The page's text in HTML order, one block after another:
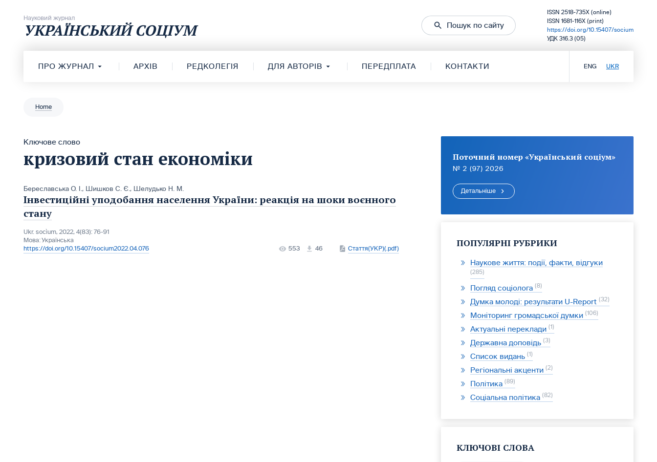
Науковий журнал
УКРАЇНСЬКИЙ СОЦІУМ Пошук по сайту
ISSN 2518-735X (online)
ISSN 1681-116X (print)
https://doi.org/10.15407/socium
УДК 316.3 (05)
ПРО ЖУРНАЛ АРХІВ РЕДКОЛЕГІЯ ДЛЯ АВТОРІВ ПЕРЕДПЛАТА КОНТАКТИ ENG UKR
Home
Ключове слово
кризовий стан економіки
Береславська О. І., Шишков С. Є., Шелудько Н. М.
Інвестиційні уподобання населення України: реакція на шоки воєнного
стану
Ukr. socìum, 2022, 4(83): 76-91
Мова:Українська
https://doi.org/10.15407/socium2022.04.076
553 46 Стаття(УКР)(.pdf)
Поточний номер «Український соціум»
№ 2 (97) 2026
Детальніше
ПОПУЛЯРНІ РУБРИКИ
Наукове життя: події, факти, відгуки
285
Погляд соціолога 8
Думка молоді: результати U-Report 32
Моніторинг громадської думки 106
Актуальні переклади 1
Державна доповідь 3
Список видань 1
Регіональні акценти 2
Політика 89
Соціальна політика 82
КЛЮЧОВІ СЛОВА